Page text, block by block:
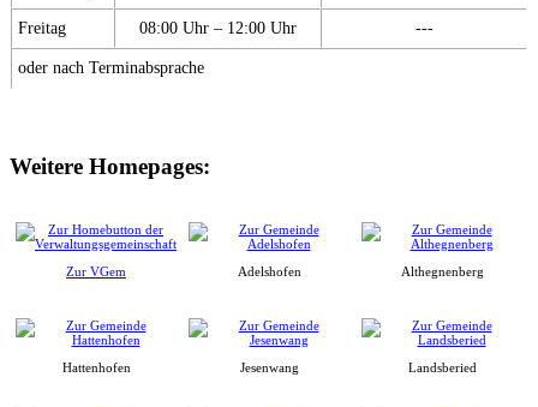
Freitag 08:00 Uhr – 12:00 Uhr ---
oder nach Terminabsprache
Weitere Homepages:
Zur VGem Adelshofen Althegnenberg
Hattenhofen Jesenwang Landsberied